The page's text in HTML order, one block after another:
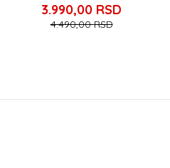
3.990,00 RSD
4.490,00RSD